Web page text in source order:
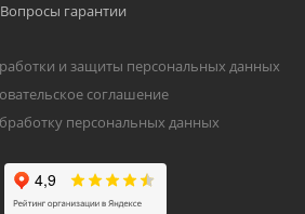
Вопросы гарантии
и защиты персональных данных
соглашение
персональных данных